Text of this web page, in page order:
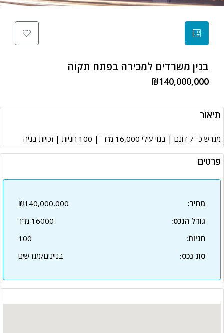
בנין משרדים למכירה בפתח תקוה
₪140,000,000
תיאור
מגרש כ- 7 דונם | בנוי עילי 16,000 מ”ר | 100 חניות | זכויות בניה
פרטים
מחיר:
₪140,000,000
גודל הנכס:
16000 מ"ר
חניות:
100
סוג נכס:
בניינים/מגרשים